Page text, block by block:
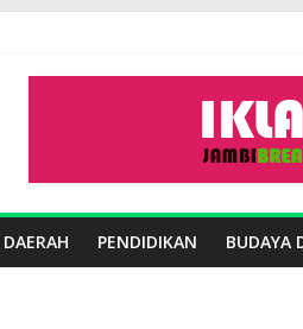
PENDIDIKAN BUDAYA